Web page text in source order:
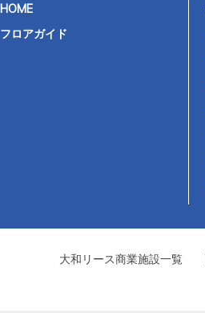
HOME
フロアガイド
大和リース商業施設一覧